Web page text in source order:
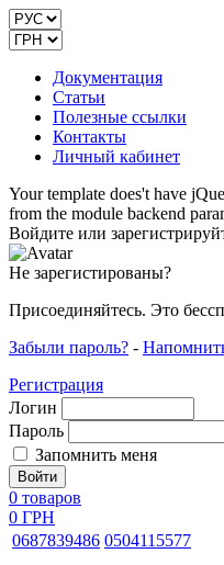
Документация
Статьи
Полезные ссылки
Контакты
Личный кабинет
Your template does't have
from the module backend
Войдите или
Не зарегистированы?
Присоединяйтесь. Это
Забыли пароль? -
Регистрация
Логин
Пароль
Запомнить меня
0 товаров
0 ГРН
0687839486 0504115577